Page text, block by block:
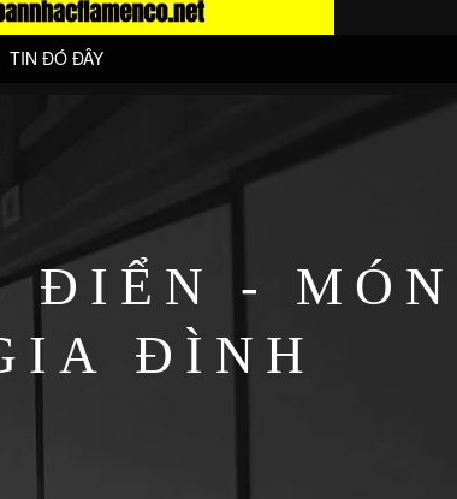
TIN ĐÓ ĐÂY
ĐIỂN - MÓN
ĐÌNH